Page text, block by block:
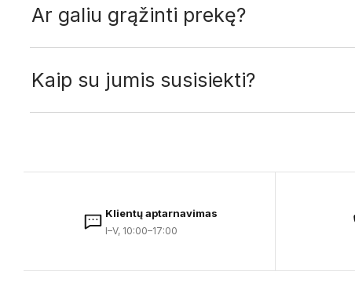
Ar galiu grąžinti prekę?
Kaip su jumis susisiekti?
Klientų aptarnavimas
I–V, 10:00–17:00